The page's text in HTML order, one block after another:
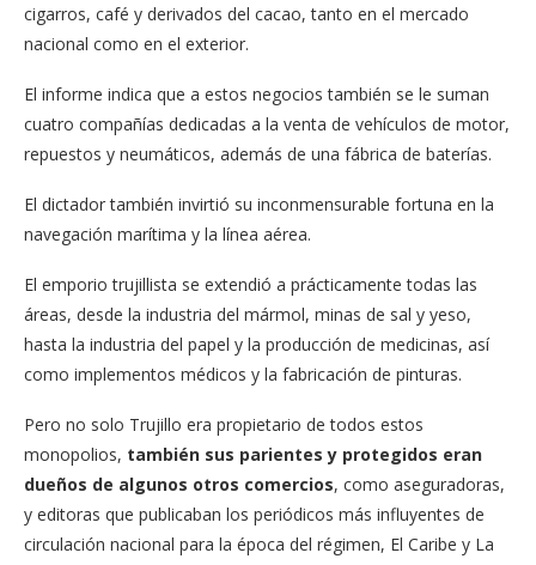
cigarros, café y derivados del cacao, tanto en el mercado
nacional como en el exterior.
El informe indica que a estos negocios también se le suman
cuatro compañías dedicadas a la venta de vehículos de motor,
repuestos y neumáticos, además de una fábrica de baterías.
El dictador también invirtió su inconmensurable fortuna en la
navegación marítima y la línea aérea.
El emporio trujillista se extendió a prácticamente todas las
áreas, desde la industria del mármol, minas de sal y yeso,
hasta la industria del papel y la producción de medicinas, así
como implementos médicos y la fabricación de pinturas.
Pero no solo Trujillo era propietario de todos estos
monopolios, también sus parientes y protegidos eran
dueños de algunos otros comercios, como aseguradoras,
y editoras que publicaban los periódicos más influyentes de
circulación nacional para la época del régimen, El Caribe y La